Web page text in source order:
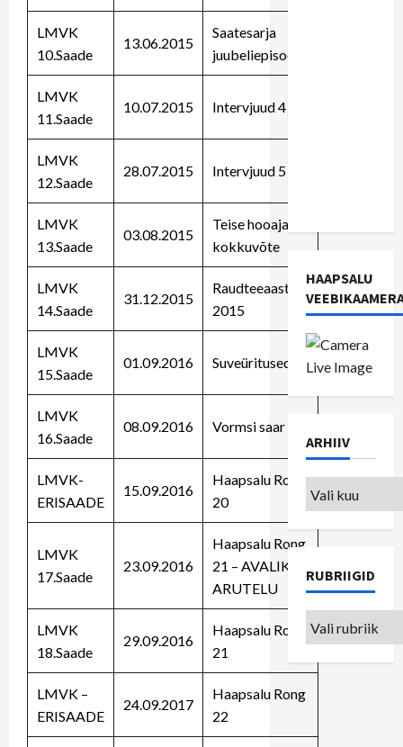
LMVK
10.Saade
13.06.2015
Saatesarja
juubeliepisood
LMVK
11.Saade
10.07.2015 Intervjuud 4
LMVK
12.Saade
28.07.2015 Intervjuud 5
LMVK
13.Saade
03.08.2015
Teise hooaja
kokkuvõte
LMVK
14.Saade
31.12.2015
Raudteeaasta
2015
LMVK
15.Saade
01.09.2016 Suveüritused
LMVK
16.Saade
08.09.2016 Vormsi saar
LMVK-
ERISAADE
15.09.2016
Haapsalu Rong
20
LMVK
17.Saade
23.09.2016
Haapsalu Rong
21 – AVALIK
ARUTELU
LMVK
18.Saade
29.09.2016
Haapsalu Rong
21
LMVK –
ERISAADE
24.09.2017
Haapsalu Rong
22
HAAPSALU
ARHIIV
Arhiiv
RUBRIIGID
Rubriigid